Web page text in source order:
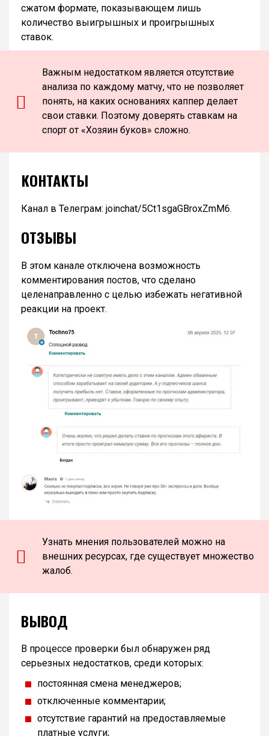
сжатом формате, показывающем лишь
количество выигрышных и проигрышных
ставок.
Важным недостатком является отсутствие
анализа по каждому матчу, что не позволяет
понять, на каких основаниях каппер делает
свои ставки. Поэтому доверять ставкам на
спорт от «Хозяин буков» сложно.
КОНТАКТЫ
Канал в Телеграм: joinchat/5Ct1sgaGBroxZmM6.
ОТЗЫВЫ
В этом канале отключена возможность
комментирования постов, что сделано
целенаправленно с целью избежать негативной
реакции на проект.
Узнать мнения пользователей можно на
внешних ресурсах, где существует множество
жалоб.
ВЫВОД
В процессе проверки был обнаружен ряд
серьезных недостатков, среди которых:
постоянная смена менеджеров;
отключенные комментарии;
отсутствие гарантий на предоставляемые
платные услуги;